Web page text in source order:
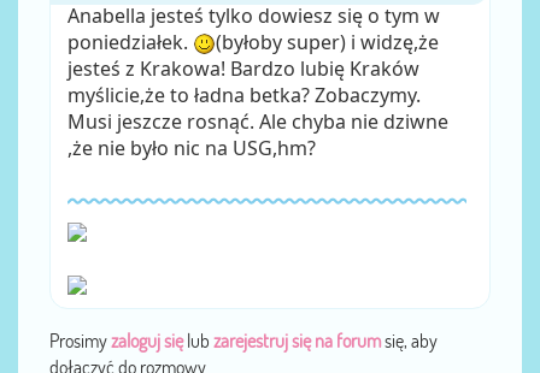
Anabella jesteś tylko dowiesz się o tym w
poniedziałek.
(byłoby super) i widzę,że
jesteś z Krakowa! Bardzo lubię Kraków
myślicie,że to ładna betka? Zobaczymy.
Musi jeszcze rosnąć. Ale chyba nie dziwne
,że nie było nic na USG,hm?
Prosimyzaloguj sięlub zarejestruj się na forumsię, aby
dołączyć do rozmowy.